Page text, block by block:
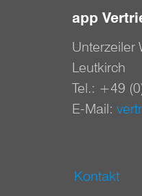
app
Unterzeiler
Leutkirch
Tel.: +49
E-Mail:
Kontakt